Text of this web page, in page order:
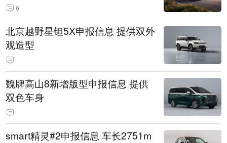
6
北京越野星钽5X申报信息 提供双外
观造型
魏牌高山8新增版型申报信息 提供
双色车身
smart精灵#2申报信息 车长2751m